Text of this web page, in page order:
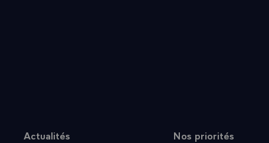
Plan du site
Actualités Nos priorités